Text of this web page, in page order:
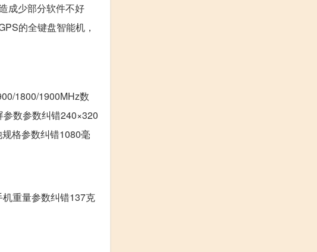
成少部分软件不好
的全键盘智能机，
1800/1900MHz数
数参数纠错240×320
格参数纠错1080毫
重量参数纠错137克